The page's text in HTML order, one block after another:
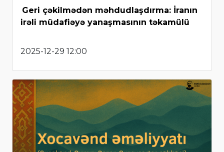
Geri çəkilmədən məhdudlaşdırma: İranın
irəli müdafiəyə yanaşmasının təkamülü
2025-12-29 12:00